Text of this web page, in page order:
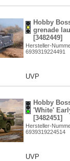
Hobby
grenade
[3482449]
Hersteller-
6939319224491
UVP
Hobby
'White'
[3482451]
Hersteller-
6939319224514
UVP